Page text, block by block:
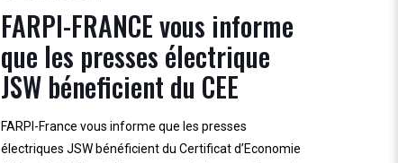
FARPI-FRANCE vous informe
que les presses électrique
JSW béneficient du CEE
FARPI-France vous informe que les presses
électriques JSW bénéficient du Certificat d’Economie